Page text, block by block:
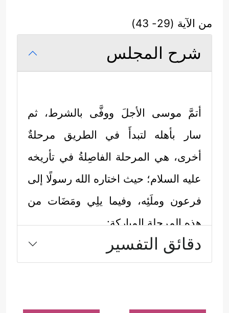
من الآية (29- 43)
شرح المجلس
أتمَّ موسى الأجلَ ووفَّى بالشرط، ثم
سار بأهله لتبدأَ في الطريق مرحلةٌ
أخرى، هي المرحلة الفاصِلةُ في تأريخه
عليه السلام؛ حيث اختاره الله رسولًا إلى
فرعون وملَئِه، وفيما يلِي ومَضَات من
هذه المرحلة المباركة:
أولًا: في طريقه مع زوجته بعد أن أتمَّ
لأبيها الأجل، شاهد نارًا على جانب
دقائق التفسير